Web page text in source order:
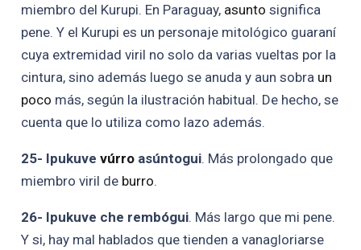
miembro del Kurupi. En Paraguay, asunto significa
pene. Y el Kurupi es un personaje mitológico guaraní
cuya extremidad viril no solo da varias vueltas por la
cintura, sino además luego se anuda y aun sobra un
poco más, según la ilustración habitual. De hecho, se
cuenta que lo utiliza como lazo además.
25- Ipukuve vúrroasúntogui. Más prolongado que
miembro viril de burro.
26- Ipukuve che rembógui. Más largo que mi pene.
Y si, hay mal hablados que tienden a vanagloriarse